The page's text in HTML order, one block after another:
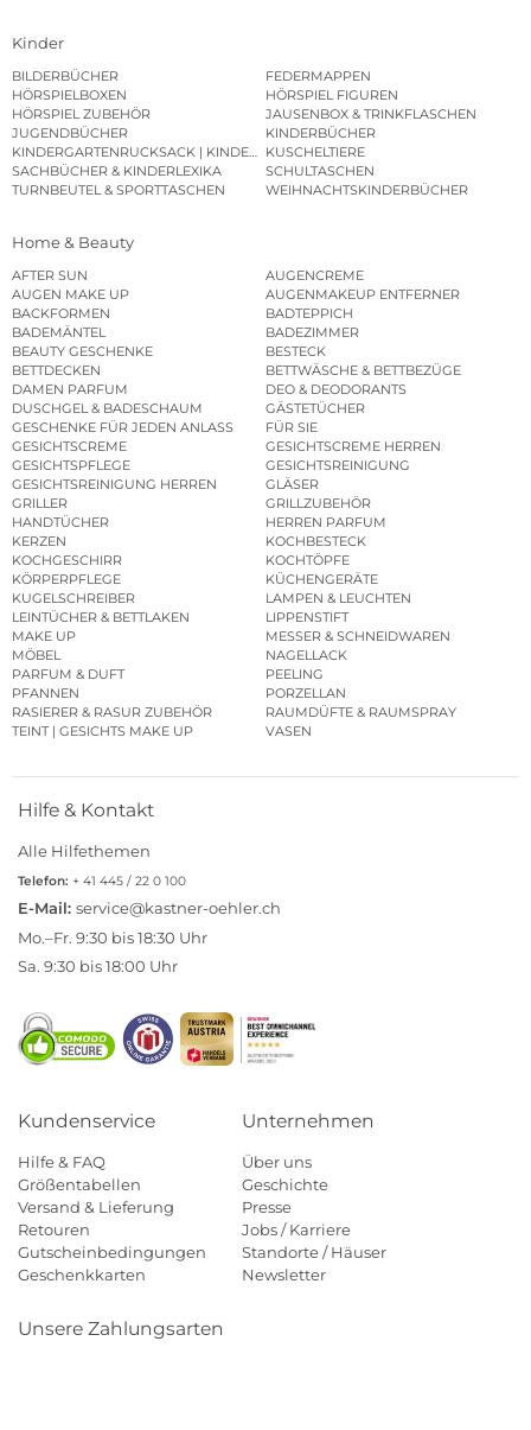
Kinder
BILDERBÜCHER
FEDERMAPPEN
HÖRSPIELBOXEN
HÖRSPIEL FIGUREN
HÖRSPIEL ZUBEHÖR
JAUSENBOX & TRINKFLASCHEN
JUGENDBÜCHER
KINDERBÜCHER
KINDERGARTENRUCKSACK | KINDERGARTENBEUTEL
KUSCHELTIERE
SACHBÜCHER & KINDERLEXIKA
SCHULTASCHEN
TURNBEUTEL & SPORTTASCHEN
WEIHNACHTSKINDERBÜCHER
Home & Beauty
AFTER SUN
AUGENCREME
AUGEN MAKE UP
AUGENMAKEUP ENTFERNER
BACKFORMEN
BADTEPPICH
BADEMÄNTEL
BADEZIMMER
BEAUTY GESCHENKE
BESTECK
BETTDECKEN
BETTWÄSCHE & BETTBEZÜGE
DAMEN PARFUM
DEO & DEODORANTS
DUSCHGEL & BADESCHAUM
GÄSTETÜCHER
GESCHENKE FÜR JEDEN ANLASS
FÜR SIE
GESICHTSCREME
GESICHTSCREME HERREN
GESICHTSPFLEGE
GESICHTSREINIGUNG
GESICHTSREINIGUNG HERREN
GLÄSER
GRILLER
GRILLZUBEHÖR
HANDTÜCHER
HERREN PARFUM
KERZEN
KOCHBESTECK
KOCHGESCHIRR
KOCHTÖPFE
KÖRPERPFLEGE
KÜCHENGERÄTE
KUGELSCHREIBER
LAMPEN & LEUCHTEN
LEINTÜCHER & BETTLAKEN
LIPPENSTIFT
MAKE UP
MESSER & SCHNEIDWAREN
MÖBEL
NAGELLACK
PARFUM & DUFT
PEELING
PFANNEN
PORZELLAN
RASIERER & RASUR ZUBEHÖR
RAUMDÜFTE & RAUMSPRAY
TEINT | GESICHTS MAKE UP
VASEN
Hilfe & Kontakt
Alle Hilfethemen
Telefon: + 41 445 / 22 0 100
E-Mail: service@kastner-oehler.ch
Mo.–Fr. 9:30 bis 18:30 Uhr
Sa. 9:30 bis 18:00 Uhr
Kundenservice
Hilfe & FAQ
Größentabellen
Versand & Lieferung
Retouren
Gutscheinbedingungen
Geschenkkarten
Unternehmen
Über uns
Geschichte
Presse
Jobs / Karriere
Standorte / Häuser
Newsletter
Unsere Zahlungsarten